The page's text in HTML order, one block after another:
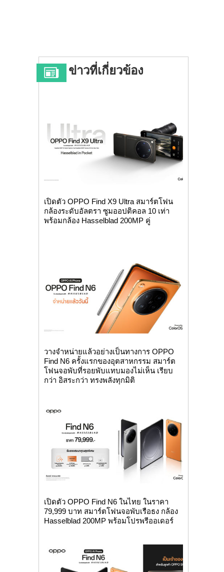
ข่าวที่เกี่ยวข้อง
เปิดตัว OPPO Find X9 Ultra สมาร์ตโฟน
กล้องระดับอัลตรา ซูมออปติคอล 10 เท่า
พร้อมกล้อง Hasselblad 200MP คู่
วางจำหน่ายแล้วอย่างเป็นทางการ OPPO
Find N6 ครั้งแรกของอุตสาหกรรม สมาร์ต
โฟนจอพับที่รอยพับแทบมองไม่เห็น เรียบ
กว่า อิสระกว่า ทรงพลังทุกมิติ
เปิดตัว OPPO Find N6 ในไทย ในราคา
79,999 บาท สมาร์ตโฟนจอพับเรือธง กล้อง
Hasselblad 200MP พร้อมโปรพรีออเดอร์